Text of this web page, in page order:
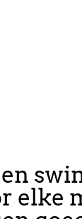
elke